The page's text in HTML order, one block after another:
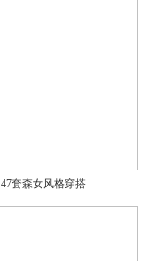
47套森女风格穿搭